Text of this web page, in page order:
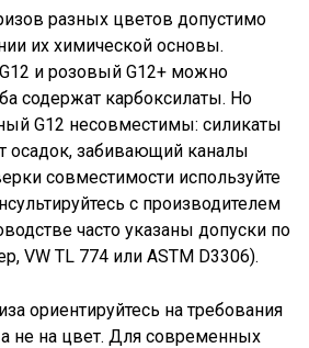
разных цветов допустимо
их химической основы.
и розовый G12+ можно
содержат карбоксилаты. Но
G12 несовместимы: силикаты
осадок, забивающий каналы
совместимости используйте
с производителем
часто указаны допуски по
VW TL 774 или ASTM D3306).
ориентируйтесь на требования
а не на цвет. Для современных